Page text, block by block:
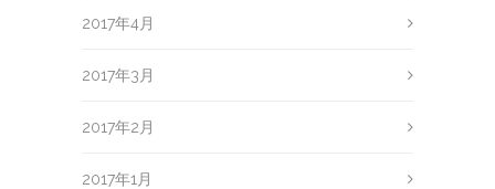
2017年4月
2017年3月
2017年2月
2017年1月